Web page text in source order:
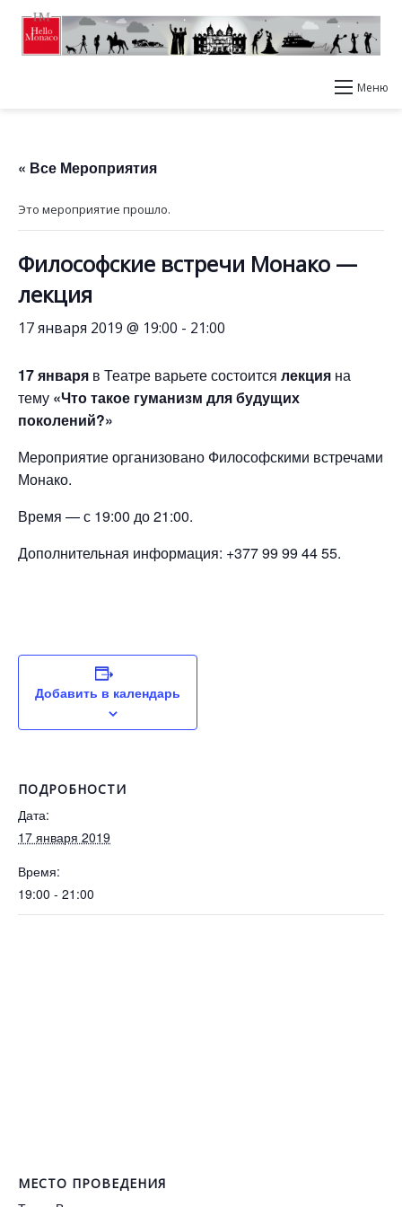
Меню
« Все Мероприятия
Это мероприятие прошло.
Философские встречи Монако —
лекция
17 января 2019 @ 19:00 - 21:00
17 января в Театре варьете состоится лекция на
тему «Что такое гуманизм для будущих
поколений?»
Мероприятие организовано Философскими встречами
Монако.
Время — с 19:00 до 21:00.
Дополнительная информация: +377 99 99 44 55.
Добавить в календарь
ПОДРОБНОСТИ
Дата:
17 января 2019
Время:
19:00 - 21:00
МЕСТО ПРОВЕДЕНИЯ